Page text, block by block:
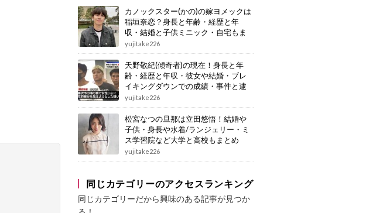
カノックスター(かの)の嫁ヨメックは
稲垣奈恋？身長と年齢・経歴と年
収・結婚と子供ミニック・自宅もま
とめ
yujitake226
天野敬紀(傾奇者)の現在！身長と年
齢・経歴と年収・彼女や結婚・ブレ
イキングダウンでの成績・事件と逮
捕もまとめ
yujitake226
松宮なつの旦那は立田悠悟！結婚や
子供・身長や水着/ランジェリー・ミ
ス学習院など大学と高校もまとめ
yujitake226
同じカテゴリーのアクセスランキング
同じカテゴリーだから興味のある記事が見つか